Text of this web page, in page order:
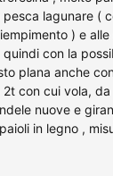
lagunare (
) e
con la
plana anche
con cui vola,
nuove e
in legno ,